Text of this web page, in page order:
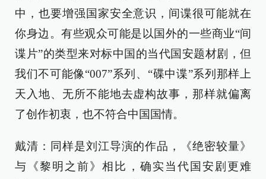
中，也要增强国家安全意识，间谍很可能就在
你身边。有些观众可能是以国外的一些商业“间
谍片”的类型来对标中国的当代国安题材剧，但
我们不可能像“007”系列、“碟中谍”系列那样上
天入地、无所不能地去虚构故事，那样就偏离
了创作初衷，也不符合中国国情。
戴清：同样是刘江导演的作品，《绝密较量》
与《黎明之前》相比，确实当代国安剧更难